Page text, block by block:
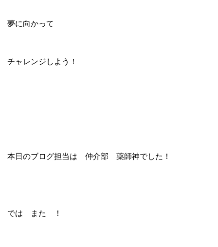
夢に向かって
チャレンジしよう！
本日のブログ担当は 仲介部 薬師神でした！
では また ！